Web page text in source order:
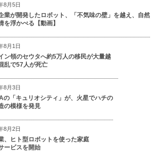
8月5日
業が開発したロボット、「不気味の壁」を越え、自然
を浮かべる【動画】
8月1日
ン領のセウタへ約5万人の移民が大量越
乱で57人が死亡
8月3日
の「キュリオシティ」が、火星でハチの
の模様を発見
8月2日
、ヒト型ロボットを使った家庭
ービスを開始